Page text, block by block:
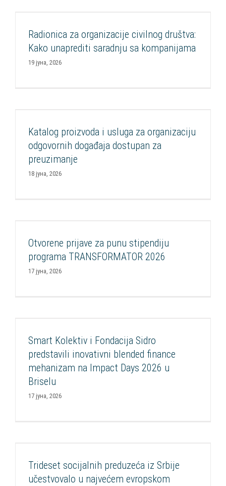
Edukacija Partnerstva Podrška OCD
Radionica za organizacije civilnog društva:
Kako unaprediti saradnju sa kompanijama
19 јуна, 2026
Aktuelnosti Mediateka Publikacije Razvoj socijalnih inovacija
SIF Socijalna nabavka
Katalog proizvoda i usluga za organizaciju
odgovornih događaja dostupan za
preuzimanje
18 јуна, 2026
Aktuelnosti Edukacija Edukacija Konkursi Održivost
kompanijama Podrška OCD Razvoj CSR
Otvorene prijave za punu stipendiju
programa TRANSFORMATOR 2026
17 јуна, 2026
Impact Days 2026 u Briselu
Aktuelnosti Impakt investiranje
Razvoj socijalnih inovacija
Smart Kolektiv i Fondacija Sidro
predstavili inovativni blended finance
mehanizam na Impact Days 2026 u
Briselu
17 јуна, 2026
o socijalnom preduzetništvu – ESEM
Aktuelnosti Euclid Razvoj socijalnih inovacija
Trideset socijalnih preduzeća iz Srbije
učestvovalo u najvećem evropskom